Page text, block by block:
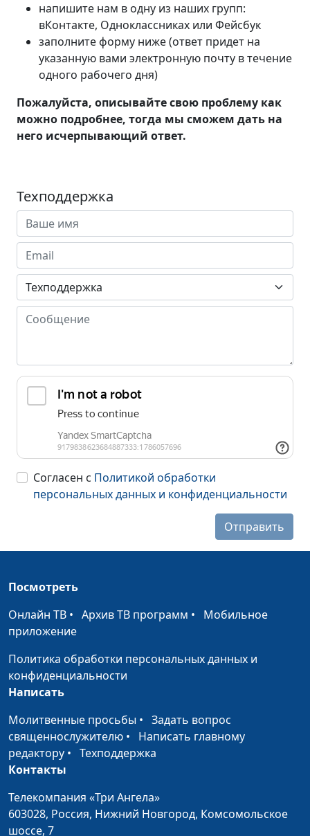
напишите нам в одну из наших групп:
вКонтакте, Одноклассниках или Фейсбук
заполните форму ниже (ответ придет на
указанную вами электронную почту в течение
одного рабочего дня)
Пожалуйста, описывайте свою проблему как
можно подробнее, тогда мы сможем дать на
него исчерпывающий ответ.
Техподдержка
Согласен с Политикой обработки
персональных данных и конфиденциальности
Отправить
Посмотреть
Онлайн ТВ • Архив ТВ программ • Мобильное
приложение
Политика обработки персональных данных и
конфиденциальности
Написать
Молитвенные просьбы • Задать вопрос
священнослужителю • Написать главному
редактору • Техподдержка
Контакты
Телекомпания «Три Ангела»
603028, Россия, Нижний Новгород, Комсомольское
шоссе, 7